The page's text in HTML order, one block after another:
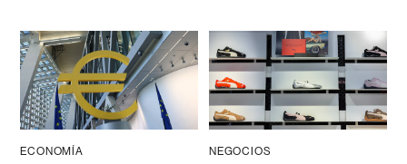
ECONOMÍA NEGOCIOS